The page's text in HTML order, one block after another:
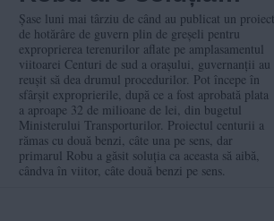
pentru ca traseul să
aibă cândva patru
benzi
Șase luni mai târziu de când au publicat un proiect
de hotărâre de guvern plin de greșeli pentru
exproprierea terenurilor aflate pe amplasamentul
viitoarei Centuri de sud a orașului, guvernanții au
reușit să dea drumul procedurilor. Pot începe în
sfârșit exproprierile, după ce a fost aprobată plata
a aproape 32 de milioane de lei, din bugetul
Ministerului Transporturilor. Proiectul centurii a
rămas cu două benzi, câte una pe sens, dar
primarul Robu a găsit soluția ca aceasta să aibă,
cândva în viitor, câte două benzi pe sens.